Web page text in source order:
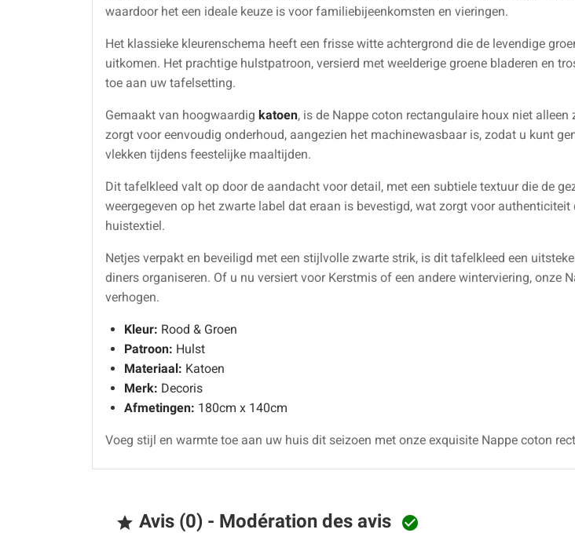
waardoor het een ideale keuze is voor familiebijeenkomsten en vieringen.
Het klassieke kleurenschema heeft een frisse witte achtergrond die de levendige
uitkomen. Het prachtige hulstpatroon, versierd met weelderige groene bladeren en
toe aan uw tafelsetting.
Gemaakt van hoogwaardig katoen, is de Nappe coton rectangulaire houx niet
zorgt voor eenvoudig onderhoud, aangezien het machinewasbaar is, zodat u kunt
vlekken tijdens feestelijke maaltijden.
Dit tafelkleed valt op door de aandacht voor detail, met een subtiele textuur die de
weergegeven op het zwarte label dat eraan is bevestigd, wat zorgt voor
huistextiel.
Netjes verpakt en beveiligd met een stijlvolle zwarte strik, is dit tafelkleed een
diners organiseren. Of u nu versiert voor Kerstmis of een andere winterviering,
verhogen.
Kleur: Rood & Groen
Patroon: Hulst
Materiaal: Katoen
Merk: Decoris
Afmetingen: 180cm x 140cm
Voeg stijl en warmte toe aan uw huis dit seizoen met onze exquisite Nappe coton
 Avis (0) - Modération des avis 